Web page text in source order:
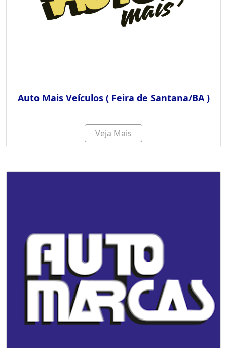
Auto Mais Veículos ( Feira de Santana/BA )
Veja Mais